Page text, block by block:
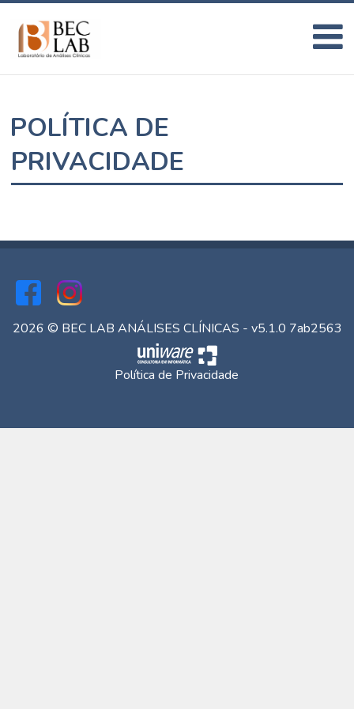
POLÍTICA DE
PRIVACIDADE
2026 © BEC LAB ANÁLISES CLÍNICAS - v5.1.0 7ab2563
Política de Privacidade